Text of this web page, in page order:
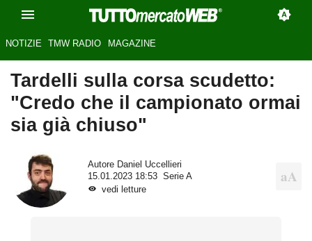
NOTIZIE TMW RADIO MAGAZINE
Tardelli sulla corsa scudetto:
"Credo che il campionato ormai
sia già chiuso"
Autore Daniel Uccellieri
15.01.2023 18:53
Serie A
vedi letture